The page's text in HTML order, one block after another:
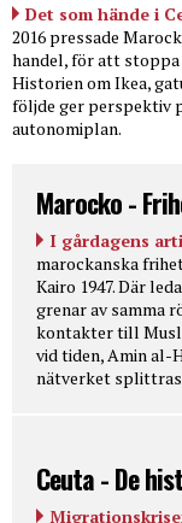
Det som hände i
2016 pressade
handel, för att stoppa
Historien om Ikea,
följde ger perspektiv
autonomiplan.
Marocko -
I gårdagens
marockanska
Kairo 1947. Där
grenar av samma
kontakter till
vid tiden, Amin al-
nätverket
Ceuta - De